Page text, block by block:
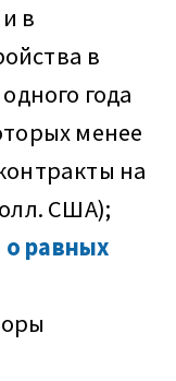
в
в
года
менее
на
США);
равных